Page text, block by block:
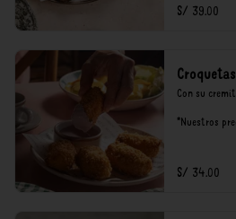
consumo.
S/ 39.00
Con su
*Nuestros
S/ 34.00